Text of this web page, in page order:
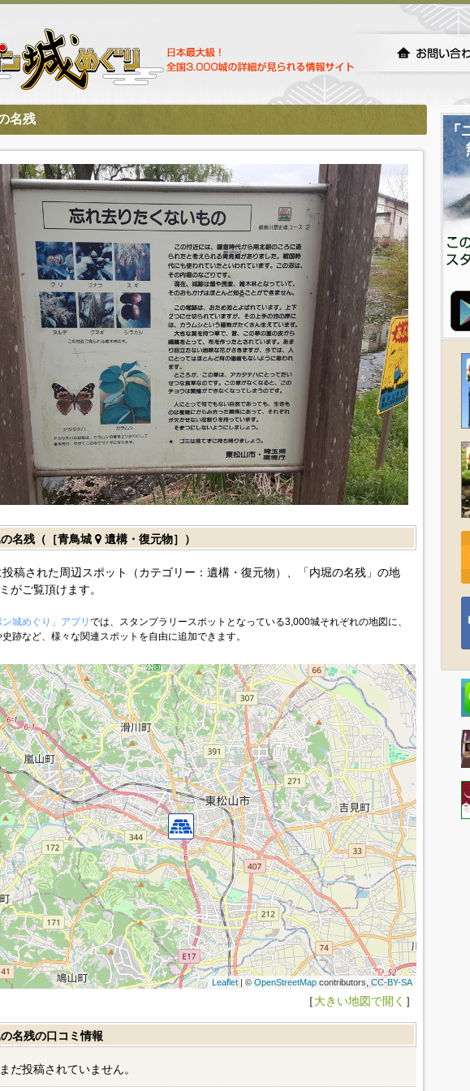
名残
名残（［青鳥城 遺構・復元物］）
稿された周辺スポット（カテゴリー：遺構・復元物）、「内堀の名残」の地
がご覧頂けます。
ン城めぐり」アプリ では、スタンプラリースポットとなっている3,000城それぞれの地図に、
跡など、様々な関連スポットを自由に追加できます。
Leaflet| © OpenStreetMapcontributors, CC-BY-SA
［大きい地図で開く ］
名残の口コミ情報
だ投稿されていません。